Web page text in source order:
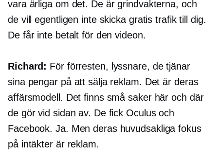
vara ärliga om det. De är grindvakterna, och
de vill egentligen inte skicka gratis trafik till dig.
De får inte betalt för den videon.
Richard: För förresten, lyssnare, de tjänar
sina pengar på att sälja reklam. Det är deras
affärsmodell. Det finns små saker här och där
de gör vid sidan av. De fick Oculus och
Facebook. Ja. Men deras huvudsakliga fokus
på intäkter är reklam.